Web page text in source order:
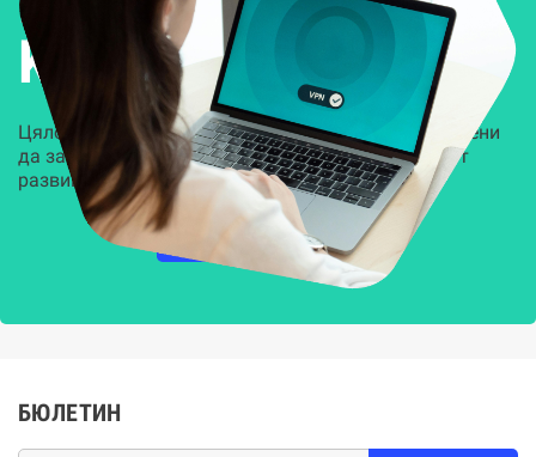
Kиберсигурност
Цялостни, задвижвани от AI решения, предназначени
да защитят всеки слой на вашата организация от
развиващите се киберзаплахи.
НАУЧЕТЕ ПОВЕЧЕ
БЮЛЕТИН